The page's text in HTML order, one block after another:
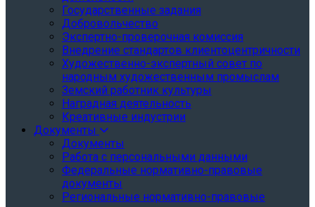
Государственные задания
Добровольчество
Экспертно-проверочная комиссия
Внедрение стандартов клиентоцентричности
Художественно-экспертный совет по
народным художественным промыслам
Земский работник культуры
Наградная деятельность
Креативные индустрии
Документы
Документы
Работа с персональными данными
Федеральные нормативно-правовые
документы
Региональные нормативно-правовые